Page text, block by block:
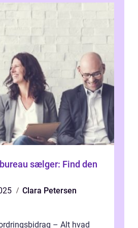
sælger: Find den
Clara Petersen
– Alt hvad